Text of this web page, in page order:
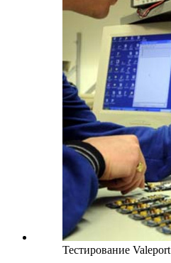
Тестирование Valeport